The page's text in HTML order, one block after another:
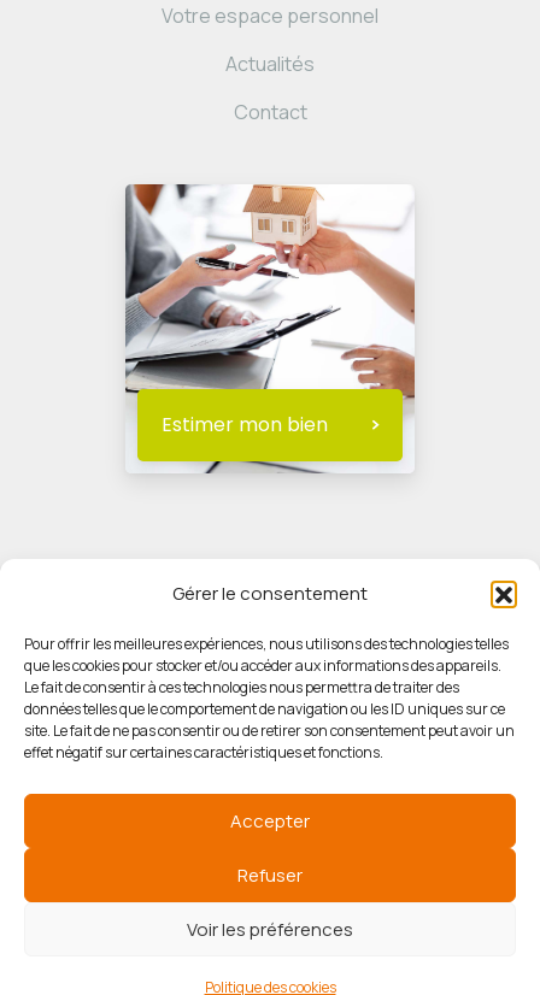
Gérer le consentement
Pour offrir les meilleures expériences, nous utilisons des technologies telles
que les cookies pour stocker et/ou accéder aux informations des appareils.
Le fait de consentir à ces technologies nous permettra de traiter des
données telles que le comportement de navigation ou les ID uniques sur ce
site. Le fait de ne pas consentir ou de retirer son consentement peut avoir un
effet négatif sur certaines caractéristiques et fonctions.
Accepter
Refuser
Voir les préférences
Politique des cookies
Votre espace personnel
Actualités
Contact
Estimer mon bien
© HORIZON IMMOBILIER
Mentions légales
Politique des cookies